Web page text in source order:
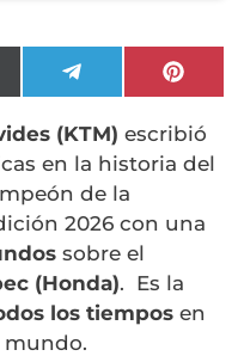
Compartir
en
Telegram
en
(KTM) escribió
en la historia del
de la
2026 con una
sobre el
(Honda). Es la
los tiempos en
mundo.